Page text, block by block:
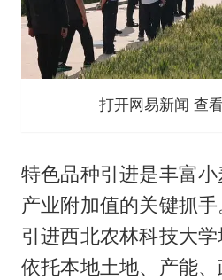
打开网易新闻 查
特色品种引进是丰富
产业附加值的关键抓
引进西北农林科技大学
依托本地土地、产能